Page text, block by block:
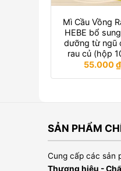
Mì Cầu Vồng
HEBE bổ
dưỡng từ ngũ
rau củ (hộp
55.000₫
SẢN PHẨM
Cung cấp các sản
Thương hiệu -